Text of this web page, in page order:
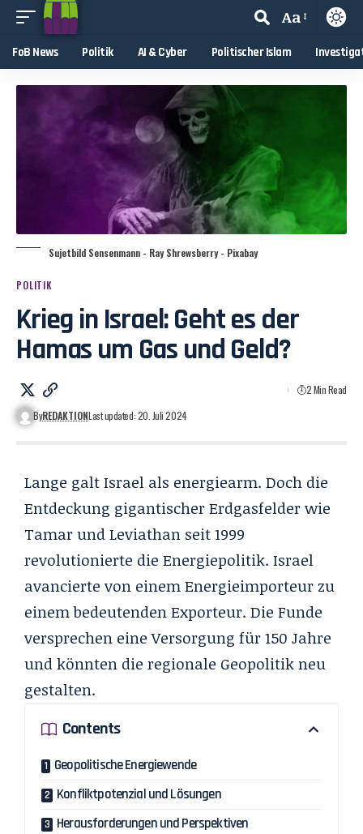
Aa
FoB News Politik AI & Cyber Politischer Islam
Sujetbild Sensenmann - Ray Shrewsberry - Pixabay
POLITIK
Krieg in Israel: Geht es der
Hamas um Gas und Geld?
ByREDAKTIONLast updated: 20. Juli 2024
2 Min Read
Lange galt Israel als energiearm. Doch die
Entdeckung gigantischer Erdgasfelder wie
Tamar und Leviathan seit 1999
revolutionierte die Energiepolitik. Israel
avancierte von einem Energieimporteur zu
einem bedeutenden Exporteur. Die Funde
versprechen eine Versorgung für 150 Jahre
und könnten die regionale Geopolitik neu
gestalten.
Contents
Geopolitische Energiewende
Konfliktpotenzial und Lösungen
Herausforderungen und Perspektiven